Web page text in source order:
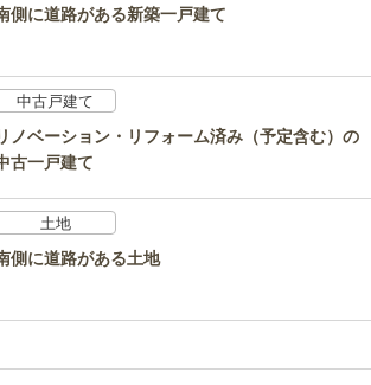
側に道路がある新築一戸建て
中古戸建て
ノベーション・リフォーム済み（予定含む）の
古一戸建て
土地
側に道路がある土地